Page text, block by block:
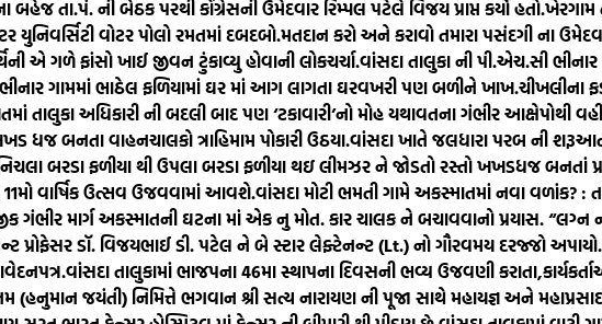
બહેજ તા.પં. ની બેઠક પરથી કોંગ્રેસની ઉમેદવાર રિમ્પલ પટેલે વિજય પ્રાપ્ત કર્યો હતો.ખેરગામ
વોટર પોલો રમતમાં દબદબો.મતદાન કરો અને કરાવો તમારા પસંદગી ના
એ ગળે ફાંસો ખાઈ જીવન ટુંકાવ્યુ હોવાની લોકચર્ચા.વાંસદા તાલુકા ની પી.એચ.સી
ભીનાર ગામમાં ભાઠેલ ફળિયામાં ઘર માં આગ લાગતા ઘરવખરી પણ બળીને ખાખ.ચીખલીના
તાલુકા અધિકારી ની બદલી બાદ પણ ‘ટકાવારી’નો મોહ યથાવતના ગંભીર આક્ષેપોથી
ધજ બનતા વાહનચાલકો ત્રાહિમામ પોકારી ઉઠયા.વાંસદા ખાતે જલધારા પરબ ની શરૂઆત
બરડા ફળીયા થી ઉપલા બરડા ફળીયા થઇ લીમઝર ને જોડતો રસ્તો ખખડધજ બનતાં
વાર્ષિક ઉત્સવ ઉજવવામાં આવશે.વાંસદા મોટી ભમતી ગામે અકસ્માતમાં નવા
ગંભીર માર્ગ અકસ્માતની ઘટના માં એક નુ મોત. કાર ચાલક ને બચાવવાનો પ્રયાસ. “લગ્ન
પ્રોફેસર ડૉ. વિજયભાઈ ડી. પટેલ ને બે સ્ટાર લેફ્ટેનન્ટ (Lt.) નો ગૌરવમય દરજ્જો અપાયો.
વાંસદા તાલુકામાં ભાજપના 46મા સ્થાપના દિવસની ભવ્ય ઉજવણી
(હનુમાન જયંતી) નિમિત્તે ભગવાન શ્રી સત્ય નારાયણ ની પૂજા સાથે મહાયજ્ઞ અને